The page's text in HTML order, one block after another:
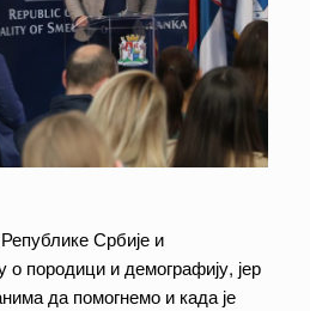
Србије и
о породици и демографију, јер
да помогнемо и када је